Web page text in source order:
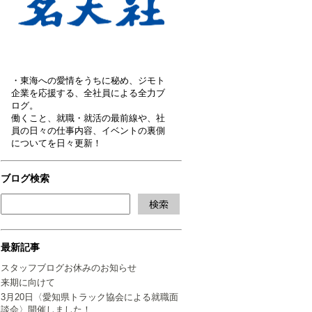
・東海への愛情をうちに秘め、ジモト
企業を応援する、全社員による全力ブ
ログ。
働くこと、就職・就活の最前線や、社
員の日々の仕事内容、イベントの裏側
についてを日々更新！
ブログ検索
最新記事
スタッフブログお休みのお知らせ
来期に向けて
3月20日〈愛知県トラック協会による就職面
談会〉開催しました！